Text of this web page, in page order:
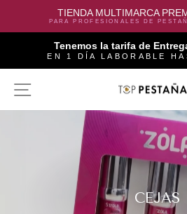
TIENDA MULTIMARCA
PARA PROFESIONALES DE
Tenemos la tarifa de
EN 1 DÍA LABORABLE
SITE NAVIGATION
CEJAS